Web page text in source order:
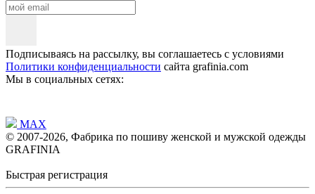
Подписываясь на рассылку, вы соглашаетесь с условиями
Политики конфиденциальности сайта grafinia.com
Мы в социальных сетях:
MAX
© 2007-2026, Фабрика по пошиву женской и мужской одежды
GRAFINIA
Быстрая регистрация